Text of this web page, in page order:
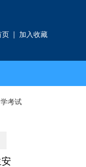
页 | 加入收藏
考试